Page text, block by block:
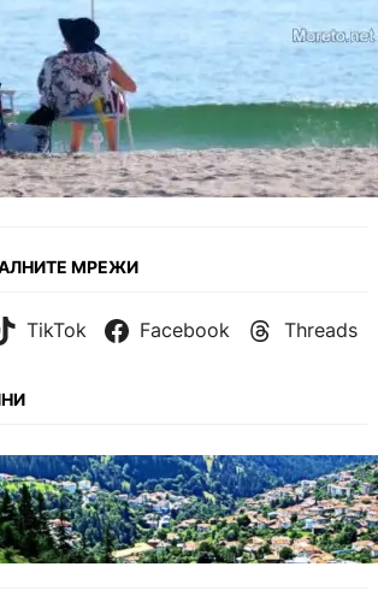
МРЕЖИ
TikTok Facebook Threads
алармира за нова схема с
лечители и „вълшебни“ мехлеми